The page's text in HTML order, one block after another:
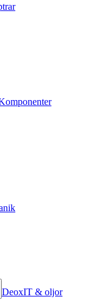
DeoxIT & oljor